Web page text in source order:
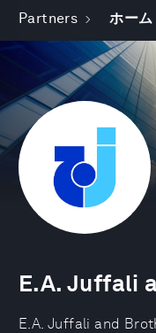
Partners ホーム
E.A. Juffali
E.A. Juffali and